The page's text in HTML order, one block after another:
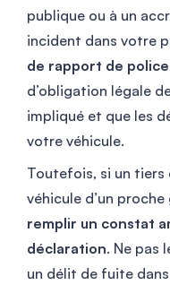
publique ou à un
incident dans votre
de rapport de police
d’obligation légale
impliqué et que les
votre véhicule.
Toutefois, si un tiers
véhicule d’un
remplir un constat
déclaration. Ne pas
un délit de fuite